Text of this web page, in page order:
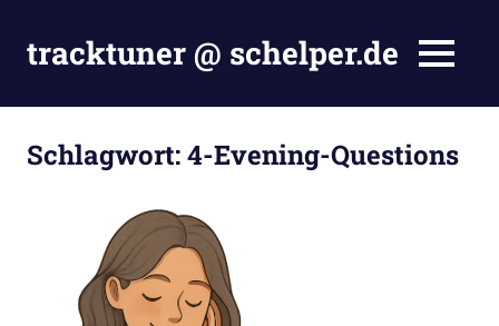
Inhalt
springen
tracktuner @ schelper.de
is
my
MENÜ
Schlagwort:4-Evening-Questions